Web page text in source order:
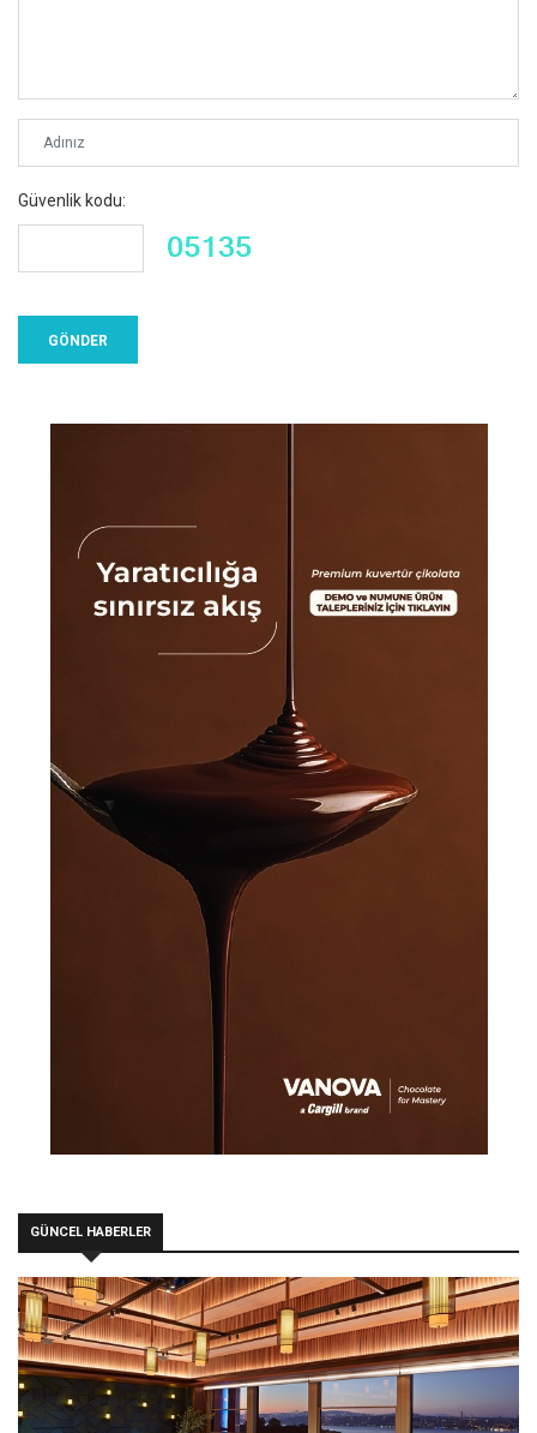
Güvenlik kodu:
GÜNCEL HABERLER